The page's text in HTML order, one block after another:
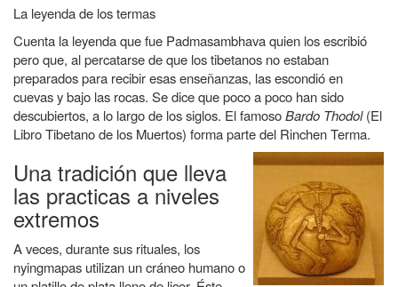
La leyenda de los termas
Cuenta la leyenda que fue Padmasambhava quien los escribió
pero que, al percatarse de que los tibetanos no estaban
preparados para recibir esas enseñanzas, las escondió en
cuevas y bajo las rocas. Se dice que poco a poco han sido
descubiertos, a lo largo de los siglos. El famosoBardo Thodol(El
Libro Tibetano de los Muertos) forma parte del Rinchen Terma.
Una tradición que lleva
las practicas a niveles
extremos
A veces, durante sus rituales, los
nyingmapas utilizan un cráneo humano o